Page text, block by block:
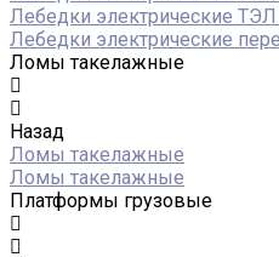
Лебедки электрические
Лебедки электрические
Ломы такелажные
Назад
Ломы такелажные
Ломы такелажные
Платформы грузовые